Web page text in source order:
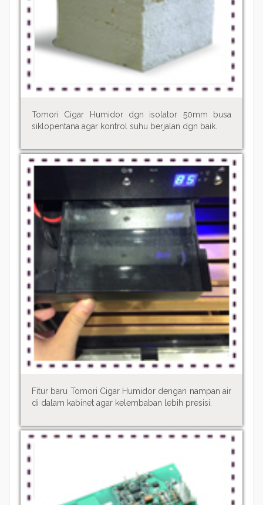
Tomori Cigar Humidor dgn isolator 50mm busa
siklopentana agar kontrol suhu berjalan dgn baik.
Fitur baru Tomori Cigar Humidor dengan nampan air
di dalam kabinet agar kelembaban lebih presisi.